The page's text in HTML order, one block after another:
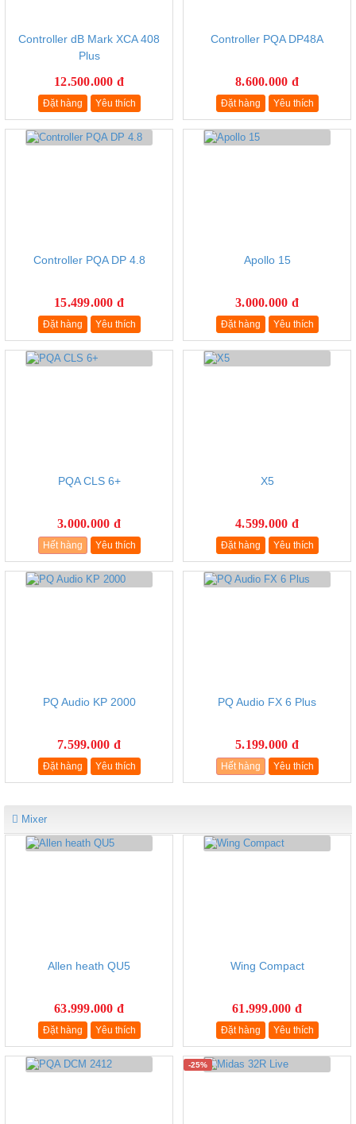
Controller dB Mark XCA 408
Plus
12.500.000 đ
Đặt hàng Yêu thích
Controller PQA DP48A
8.600.000 đ
Đặt hàng Yêu thích
Controller PQA DP 4.8
15.499.000 đ
Đặt hàng Yêu thích
Apollo 15
3.000.000 đ
Đặt hàng Yêu thích
PQA CLS 6+
3.000.000 đ
Hết hàng Yêu thích
X5
4.599.000 đ
Đặt hàng Yêu thích
PQ Audio KP 2000
7.599.000 đ
Đặt hàng Yêu thích
PQ Audio FX 6 Plus
5.199.000 đ
Hết hàng Yêu thích
Mixer
Allen heath QU5
63.999.000 đ
Đặt hàng Yêu thích
Wing Compact
61.999.000 đ
Đặt hàng Yêu thích
-25%